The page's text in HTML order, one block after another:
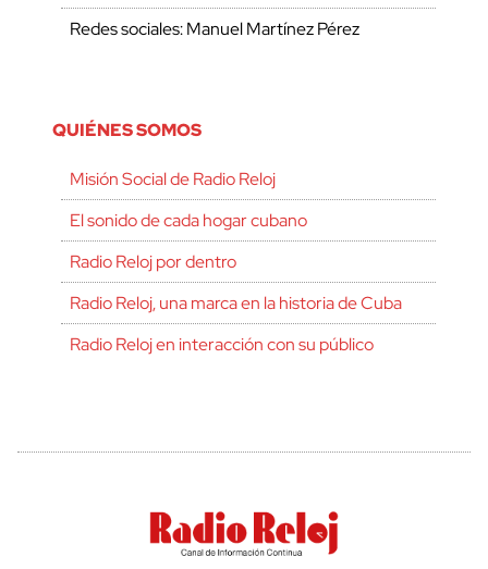
Redes sociales: Manuel Martínez Pérez
QUIÉNES SOMOS
Misión Social de Radio Reloj
El sonido de cada hogar cubano
Radio Reloj por dentro
Radio Reloj, una marca en la historia de Cuba
Radio Reloj en interacción con su público